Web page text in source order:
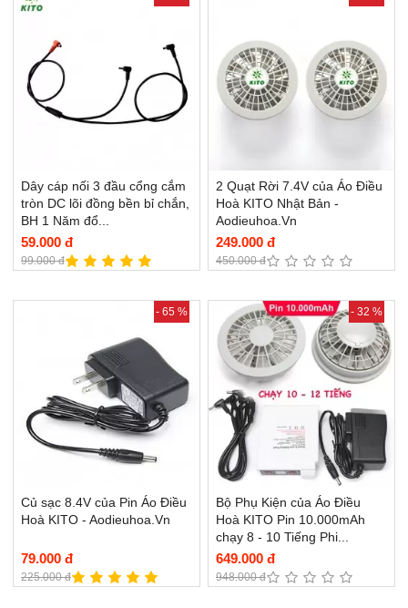
Dây cáp nối 3 đầu cổng cắm
tròn DC lõi đồng bền bỉ chắn,
BH 1 Năm đổ...
59.000 đ
99.000 đ
2 Quạt Rời 7.4V của Áo Điều
Hoà KITO Nhật Bản -
Aodieuhoa.Vn
249.000 đ
450.000 đ
- 65 %
Củ sạc 8.4V của Pin Áo Điều
Hoà KITO - Aodieuhoa.Vn
79.000 đ
225.000 đ
- 32 %
Bộ Phụ Kiện của Áo Điều
Hoà KITO Pin 10.000mAh
chạy 8 - 10 Tiếng Phi...
649.000 đ
948.000 đ